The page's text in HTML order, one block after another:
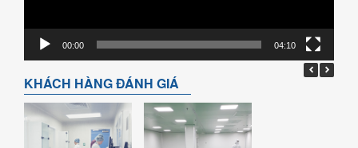
00:00 04:10
KHÁCH HÀNG ĐÁNH GIÁ